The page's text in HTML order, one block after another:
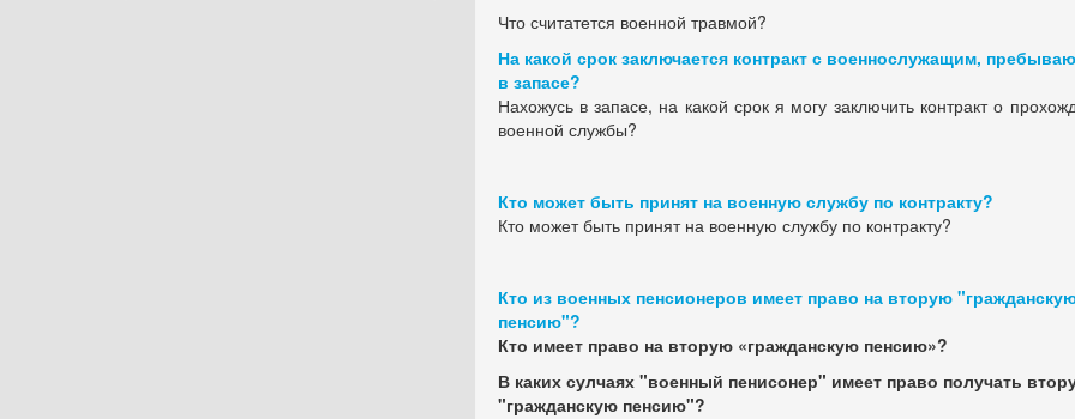
Что считатется военной травмой?
На какой срок заключается контракт с военнослужащим,
в запасе?
Нахожусь в запасе, на какой срок я могу заключить контракт о
военной службы?
Кто может быть принят на военную службу по контракту?
Кто может быть принят на военную службу по контракту?
Кто из военных пенсионеров имеет право на вторую
пенсию"?
Кто имеет право на вторую «гражданскую пенсию»?
В каких сулчаях "военный пенисонер" имеет право получать
"гражданскую пенсию"?